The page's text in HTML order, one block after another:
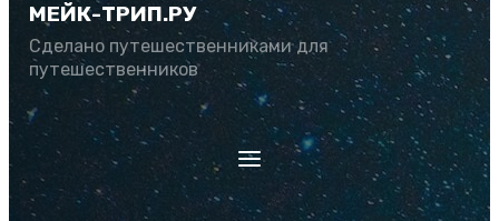
МЕЙК-ТРИП.РУ
Сделано путешественниками для
путешественников